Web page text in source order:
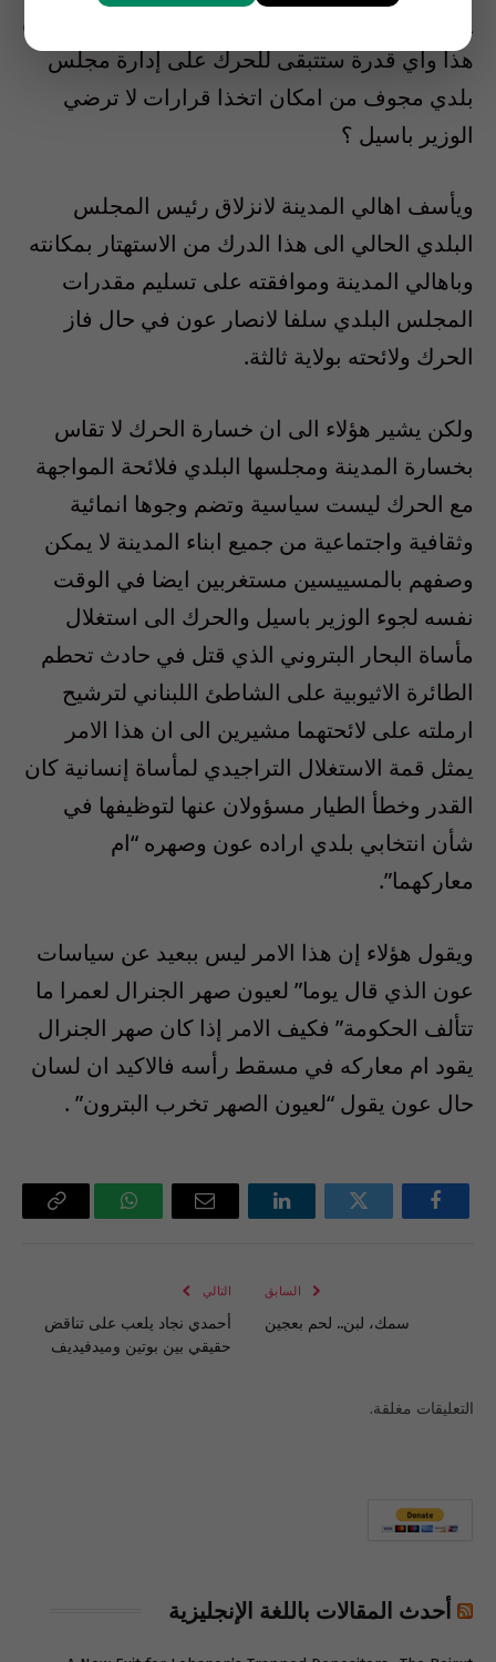
يتضمن الرئيس وتشكيلة غريبة فأي مجلس سيكون
هذا واي قدرة ستتبقى للحرك على إدارة مجلس
بلدي مجوف من امكان اتخذا قرارات لا ترضي
الوزير باسيل ؟
ويأسف اهالي المدينة لانزلاق رئيس المجلس
البلدي الحالي الى هذا الدرك من الاستهتار بمكانته
وباهالي المدينة وموافقته على تسليم مقدرات
المجلس البلدي سلفا لانصار عون في حال فاز
الحرك ولائحته بولاية ثالثة.
ولكن يشير هؤلاء الى ان خسارة الحرك لا تقاس
بخسارة المدينة ومجلسها البلدي فلائحة المواجهة
مع الحرك ليست سياسية وتضم وجوها انمائية
وثقافية واجتماعية من جميع ابناء المدينة لا يمكن
وصفهم بالمسييسين مستغربين ايضا في الوقت
نفسه لجوء الوزير باسيل والحرك الى استغلال
مأساة البحار البتروني الذي قتل في حادث تحطم
الطائرة الاثيوبية على الشاطئ اللبناني لترشيح
ارملته على لائحتهما مشيرين الى ان هذا الامر
يمثل قمة الاستغلال التراجيدي لمأساة إنسانية كان
القدر وخطأ الطيار مسؤولان عنها لتوظيفها في
شأن انتخابي بلدي اراده عون وصهره “ام
معاركهما”.
ويقول هؤلاء إن هذا الامر ليس ببعيد عن سياسات
عون الذي قال يوما” لعيون صهر الجنرال لعمرا ما
تتألف الحكومة” فكيف الامر إذا كان صهر الجنرال
يقود ام معاركه في مسقط رأسه فالاكيد ان لسان
حال عون يقول “لعيون الصهر تخرب البترون” .
فيسبوك تويتر لينكدإن
البريد
واتساب Copy
السابق
سمك، لبن.. لحم بعجين
التالي
أحمدي نجاد يلعب على تناقض
حقيقي بين بوتين وميدفيديف
التعليقات مغلقة.
أحدث المقالات باللغة الإنجليزية